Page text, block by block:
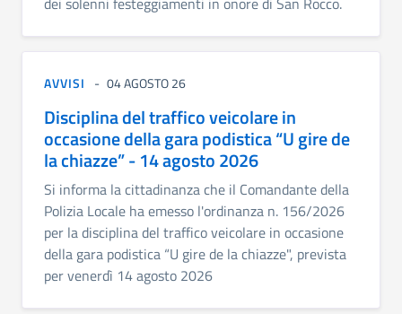
AVVISI 04 AGOSTO 26
Disciplina del traffico veicolare in
occasione della gara podistica “U gire de
la chiazze” - 14 agosto 2026
Si informa la cittadinanza che il Comandante della
Polizia Locale ha emesso l'ordinanza n. 156/2026
per la disciplina del traffico veicolare in occasione
della gara podistica “U gire de la chiazze", prevista
per venerdì 14 agosto 2026